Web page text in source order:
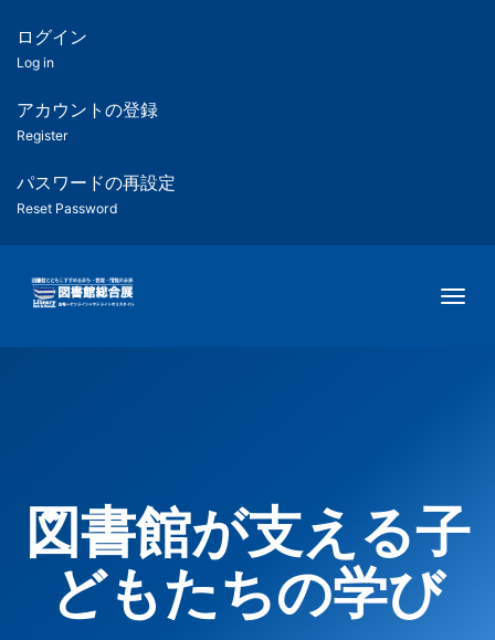
ツ
匿
名
ユ
ー
ー
用
メ
ログイン
Log in
アカウントの登録
Register
パスワードの再設定
Reset Password
図書館が支える子
どもたちの学び